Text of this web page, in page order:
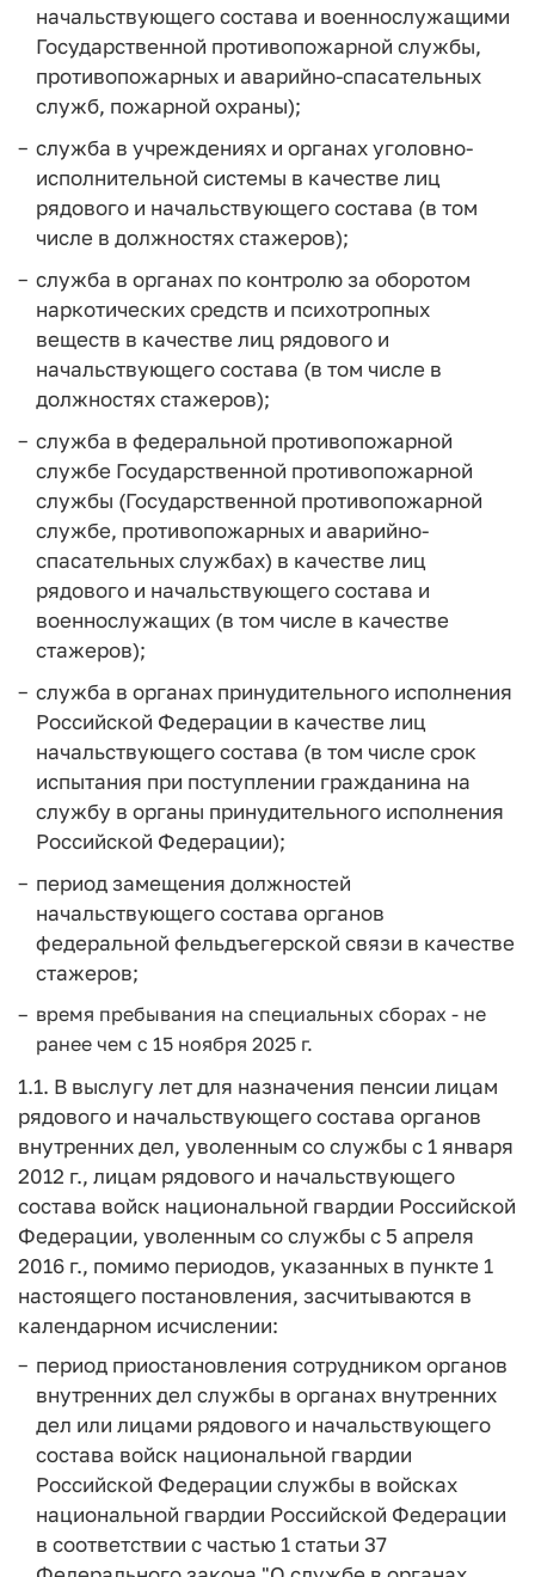
начальствующего состава и военнослужащими
Государственной противопожарной службы,
противопожарных и аварийно-спасательных
служб, пожарной охраны);
служба в учреждениях и органах уголовно-
исполнительной системы в качестве лиц
рядового и начальствующего состава (в том
числе в должностях стажеров);
служба в органах по контролю за оборотом
наркотических средств и психотропных
веществ в качестве лиц рядового и
начальствующего состава (в том числе в
должностях стажеров);
служба в федеральной противопожарной
службе Государственной противопожарной
службы (Государственной противопожарной
службе, противопожарных и аварийно-
спасательных службах) в качестве лиц
рядового и начальствующего состава и
военнослужащих (в том числе в качестве
стажеров);
служба в органах принудительного исполнения
Российской Федерации в качестве лиц
начальствующего состава (в том числе срок
испытания при поступлении гражданина на
службу в органы принудительного исполнения
Российской Федерации);
период замещения должностей
начальствующего состава органов
федеральной фельдъегерской связи в качестве
стажеров;
время пребывания на специальных сборах - не
ранее чем с 15 ноября 2025 г.
1.1. В выслугу лет для назначения пенсии лицам
рядового и начальствующего состава органов
внутренних дел, уволенным со службы с 1 января
2012 г., лицам рядового и начальствующего
состава войск национальной гвардии Российской
Федерации, уволенным со службы с 5 апреля
2016 г., помимо периодов, указанных в пункте 1
настоящего постановления, засчитываются в
календарном исчислении:
период приостановления сотрудником органов
внутренних дел службы в органах внутренних
дел или лицами рядового и начальствующего
состава войск национальной гвардии
Российской Федерации службы в войсках
национальной гвардии Российской Федерации
в соответствии с частью 1 статьи 37